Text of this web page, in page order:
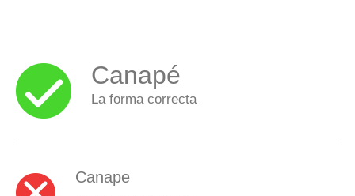
Canapé
La forma correcta
Canape